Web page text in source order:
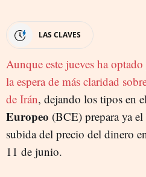
LAS CLAVES
Aunque este jueves ha
la espera de más claridad
de Irán, dejando los tipos en
Europeo (BCE) prepara ya
subida del precio del dinero
11 de junio.